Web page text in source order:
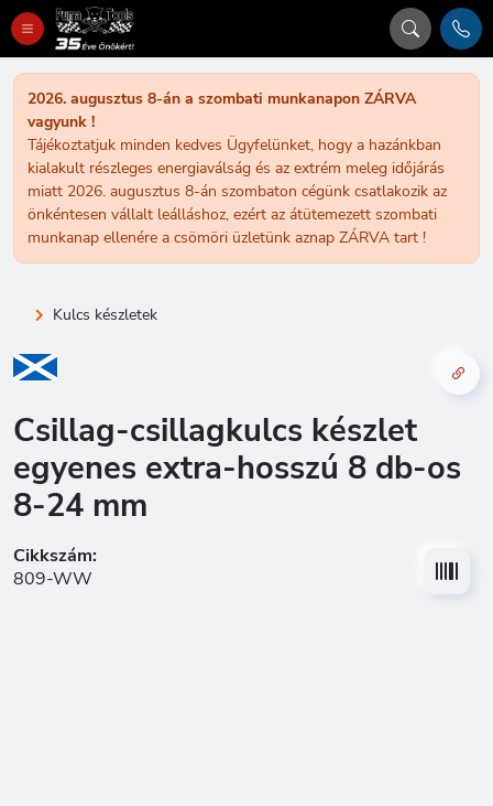
2026. augusztus 8-án a szombati munkanapon ZÁRVA
vagyunk !
Tájékoztatjuk minden kedves Ügyfelünket, hogy a hazánkban
kialakult részleges energiaválság és az extrém meleg időjárás
miatt 2026. augusztus 8-án szombaton cégünk csatlakozik az
önkéntesen vállalt leálláshoz, ezért az átütemezett szombati
munkanap ellenére a csömöri üzletünk aznap ZÁRVA tart !
Kulcs készletek
Csillag-csillagkulcs készlet
egyenes extra-hosszú 8 db-os
8-24 mm
Cikkszám:
809-WW